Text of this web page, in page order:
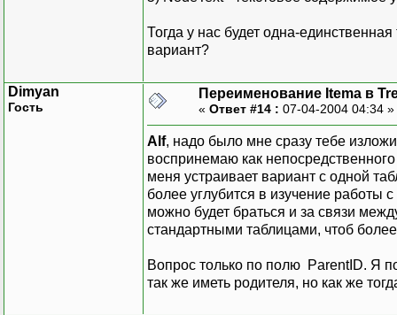
Тогда у нас будет одна-
вариант?
Dimyan
Гость
Переименование Itema в
« Ответ #14 : 07-04-2004 04:34 »
Alf, надо было мне сразу тебе
воспринемаю как
меня устраивает вариант с одной
более углубится в изучение работы
можно будет браться и за связи
стандартными таблицами, чтоб
Вопрос только по полю ParentID. Я
так же иметь родителя, но как же